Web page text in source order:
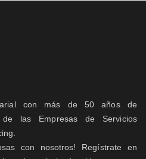
con más de 50 años de
las Empresas de Servicios
con nosotros! Regístrate en